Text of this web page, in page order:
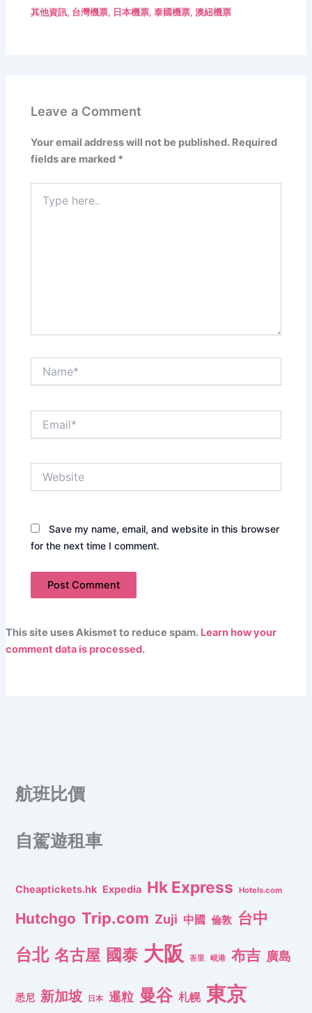
其他資訊, 台灣機票, 日本機票,泰國機票,澳紐機票
Leave a Comment
Your email address will not be published. Required
fields are marked *
here..
Save my name, email, and website in this browser
for the next time I comment.
This site uses Akismet to reduce spam. Learn how your
comment data is processed.
航班比價
自駕遊租車
Cheaptickets.hk Expedia Hk Express Hotels.com
Hutchgo Trip.com Zuji 中國 倫敦 台中
台北 名古屋 國泰 大阪 峇里 峴港 布吉 廣島
悉尼 新加坡 日本 暹粒 曼谷 札幌 東京